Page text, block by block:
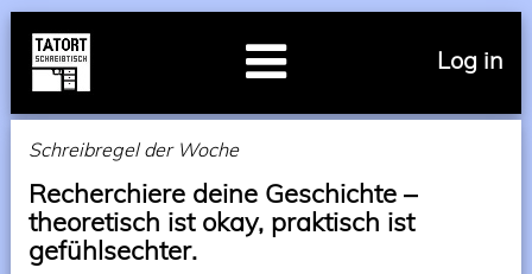
Log in
Schreibregel der Woche
Recherchiere deine Geschichte –
theoretisch ist okay, praktisch ist
gefühlsechter.